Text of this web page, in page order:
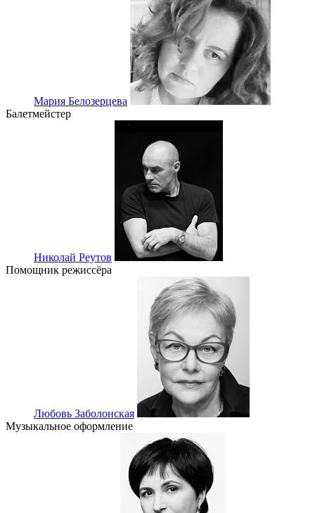
Мария Белозерцева
Балетмейстер
Николай Реутов
Помощник режиссёра
Любовь Заболонская
Музыкальное оформление